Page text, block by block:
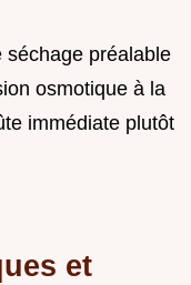
séchage préalable
osmotique à la
immédiate plutôt
et